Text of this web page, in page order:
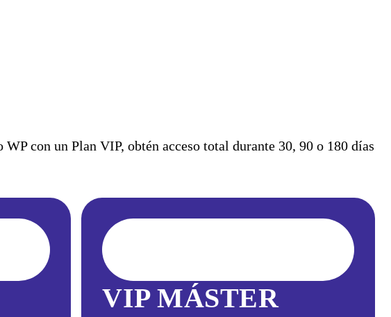
con un Plan VIP, obtén acceso total durante 30, 90 o 180 días
VIP MÁSTER